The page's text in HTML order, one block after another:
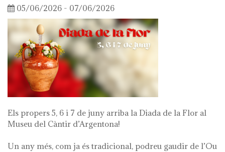
05/06/2026 - 07/06/2026
Els propers 5, 6 i 7 de juny arriba la Diada de la Flor al
Museu del Càntir d’Argentona!
Un any més, com ja és tradicional, podreu gaudir de l’Ou